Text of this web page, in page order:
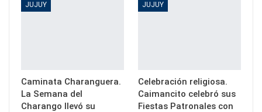
JUJUY
Caminata Charanguera.
La Semana del
Charango llevó su
JUJUY
Celebración religiosa.
Caimancito celebró sus
Fiestas Patronales con